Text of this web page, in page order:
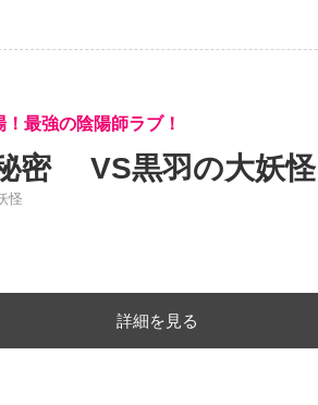
最強の陰陽師ラブ！
密 VS黒羽の大妖怪
怪
詳細を見る